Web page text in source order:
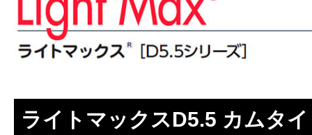
ライトマックスD5.5 カムタ